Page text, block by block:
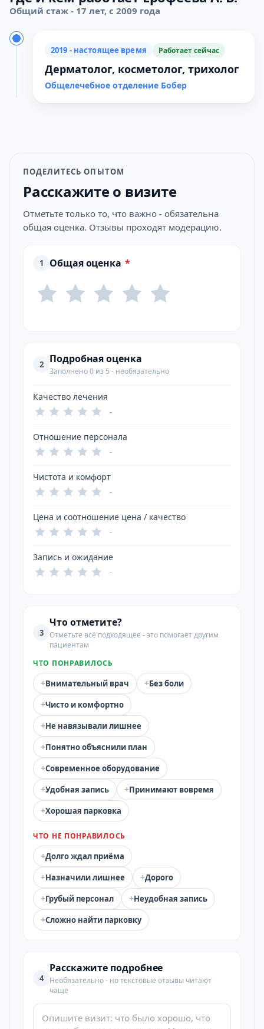
Общий стаж - 17 лет, с 2009 года
2019 - настоящее время Работает сейчас
Дерматолог, косметолог, трихолог
Общелечебное отделение Бобер
ПОДЕЛИТЕСЬ ОПЫТОМ
Расскажите о визите
Отметьте только то, что важно - обязательна
общая оценка. Отзывы проходят модерацию.
1 Общая оценка *
2 Подробная оценка
Заполнено 0 из 5 - необязательно
Качество лечения
-
Отношение персонала
-
Чистота и комфорт
-
Цена и соотношение цена / качество
-
Запись и ожидание
-
3
Что отметите?
Отметьте всё подходящее - это помогает другим
пациентам
ЧТО ПОНРАВИЛОСЬ
+Внимательный врач +Без боли
+Чисто и комфортно
+Не навязывали лишнее
+Понятно объяснили план
+Современное оборудование
+Удобная запись +Принимают вовремя
+Хорошая парковка
ЧТО НЕ ПОНРАВИЛОСЬ
+Долго ждал приёма
+Назначили лишнее +Дорого
+Грубый персонал +Неудобная запись
+Сложно найти парковку
4
Расскажите подробнее
Необязательно - но текстовые отзывы читают
чаще